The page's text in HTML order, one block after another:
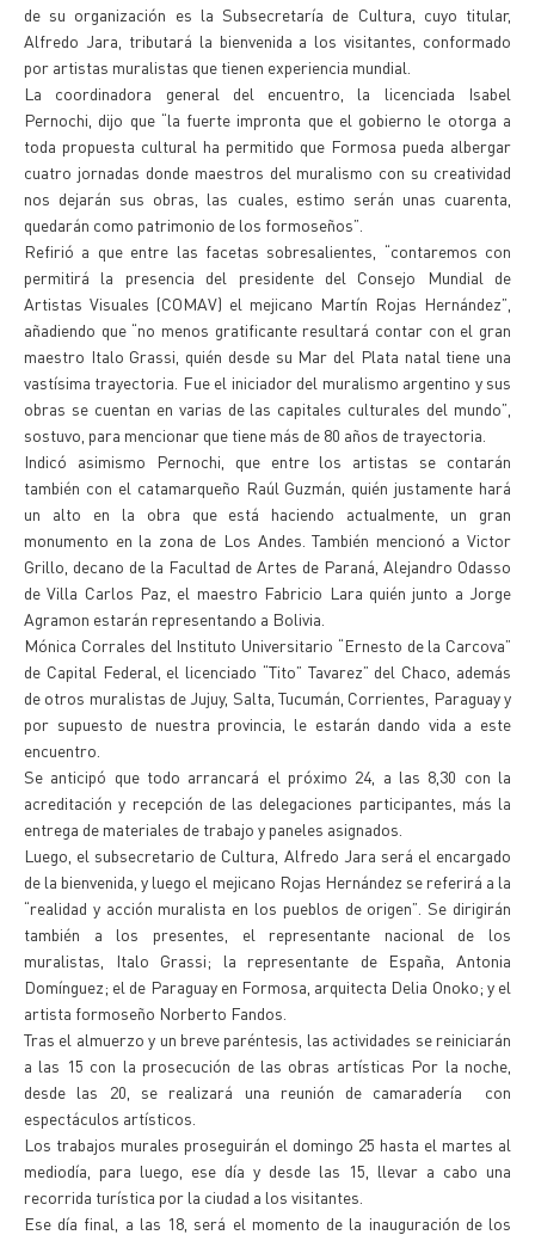
de su organización es la Subsecretaría de Cultura, cuyo titular,
Alfredo Jara, tributará la bienvenida a los visitantes, conformado
por artistas muralistas que tienen experiencia mundial.
La coordinadora general del encuentro, la licenciada Isabel
Pernochi, dijo que “la fuerte impronta que el gobierno le otorga a
toda propuesta cultural ha permitido que Formosa pueda albergar
cuatro jornadas donde maestros del muralismo con su creatividad
nos dejarán sus obras, las cuales, estimo serán unas cuarenta,
quedarán como patrimonio de los formoseños”.
Refirió a que entre las facetas sobresalientes, “contaremos con
permitirá la presencia del presidente del Consejo Mundial de
Artistas Visuales (COMAV) el mejicano Martín Rojas Hernández”,
añadiendo que “no menos gratificante resultará contar con el gran
maestro Italo Grassi, quién desde su Mar del Plata natal tiene una
vastísima trayectoria. Fue el iniciador del muralismo argentino y sus
obras se cuentan en varias de las capitales culturales del mundo”,
sostuvo, para mencionar que tiene más de 80 años de trayectoria.
Indicó asimismo Pernochi, que entre los artistas se contarán
también con el catamarqueño Raúl Guzmán, quién justamente hará
un alto en la obra que está haciendo actualmente, un gran
monumento en la zona de Los Andes. También mencionó a Victor
Grillo, decano de la Facultad de Artes de Paraná, Alejandro Odasso
de Villa Carlos Paz, el maestro Fabricio Lara quién junto a Jorge
Agramon estarán representando a Bolivia.
Mónica Corrales del Instituto Universitario “Ernesto de la Carcova”
de Capital Federal, el licenciado “Tito” Tavarez” del Chaco, además
de otros muralistas de Jujuy, Salta, Tucumán, Corrientes, Paraguay y
por supuesto de nuestra provincia, le estarán dando vida a este
encuentro.
Se anticipó que todo arrancará el próximo 24, a las 8,30 con la
acreditación y recepción de las delegaciones participantes, más la
entrega de materiales de trabajo y paneles asignados.
Luego, el subsecretario de Cultura, Alfredo Jara será el encargado
de la bienvenida, y luego el mejicano Rojas Hernández se referirá a la
“realidad y acción muralista en los pueblos de origen”. Se dirigirán
también a los presentes, el representante nacional de los
muralistas, Italo Grassi; la representante de España, Antonia
Domínguez; el de Paraguay en Formosa, arquitecta Delia Onoko; y el
artista formoseño Norberto Fandos.
Tras el almuerzo y un breve paréntesis, las actividades se reiniciarán
a las 15 con la prosecución de las obras artísticas Por la noche,
desde las 20, se realizará una reunión de camaradería con
espectáculos artísticos.
Los trabajos murales proseguirán el domingo 25 hasta el martes al
mediodía, para luego, ese día y desde las 15, llevar a cabo una
recorrida turística por la ciudad a los visitantes.
Ese día final, a las 18, será el momento de la inauguración de los